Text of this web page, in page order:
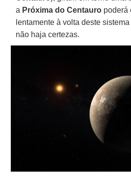
a Próxima do Centauro poderá
lentamente à volta deste
não haja certezas.